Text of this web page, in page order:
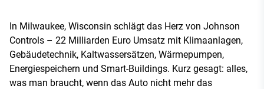
In Milwaukee, Wisconsin schlägt das Herz von Johnson
Controls – 22 Milliarden Euro Umsatz mit Klimaanlagen,
Gebäudetechnik, Kaltwassersätzen, Wärmepumpen,
Energiespeichern und Smart-Buildings. Kurz gesagt: alles,
was man braucht, wenn das Auto nicht mehr das